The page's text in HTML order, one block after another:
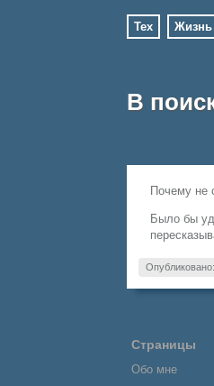
Тех Жизнь
В
Почему не
Было бы
Страницы
Обо мне